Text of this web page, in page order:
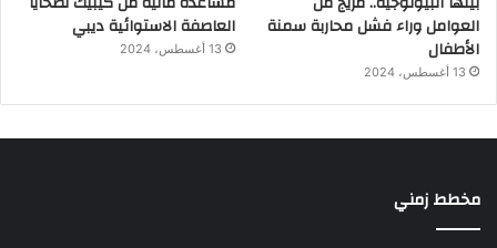
العوامل وراء فشل محاربة سمنة
الأطفال
13 أغسطس، 2024
العاصفة الاستوائية ديبي
13 أغسطس، 2024
مخطط زمني